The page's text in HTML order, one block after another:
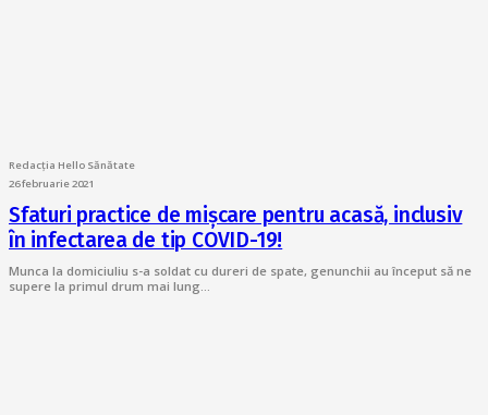
Redacția Hello Sănătate
26 februarie 2021
Sfaturi practice de mișcare pentru acasă, inclusiv
în infectarea de tip COVID-19!
Munca la domiciuliu s-a soldat cu dureri de spate, genunchii au început să ne
supere la primul drum mai lung…